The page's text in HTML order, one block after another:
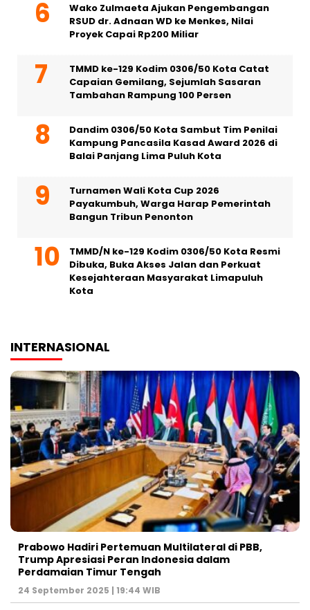
Wako Zulmaeta Ajukan Pengembangan
RSUD dr. Adnaan WD ke Menkes, Nilai
Proyek Capai Rp200 Miliar
TMMD ke-129 Kodim 0306/50 Kota Catat
Capaian Gemilang, Sejumlah Sasaran
Tambahan Rampung 100 Persen
Dandim 0306/50 Kota Sambut Tim Penilai
Kampung Pancasila Kasad Award 2026 di
Balai Panjang Lima Puluh Kota
Turnamen Wali Kota Cup 2026
Payakumbuh, Warga Harap Pemerintah
Bangun Tribun Penonton
TMMD/N ke-129 Kodim 0306/50 Kota Resmi
Dibuka, Buka Akses Jalan dan Perkuat
Kesejahteraan Masyarakat Limapuluh
Kota
INTERNASIONAL
Prabowo Hadiri Pertemuan Multilateral di PBB,
Trump Apresiasi Peran Indonesia dalam
Perdamaian Timur Tengah
24 September 2025 | 19:44 WIB